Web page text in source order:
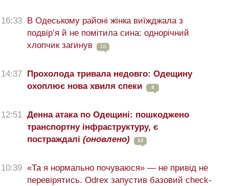
16:33
В Одеському районі жінка виїжджала з
подвір’я й не помітила сина: однорічний
хлопчик загинув
10
14:37
Прохолода тривала недовго: Одещину
охоплює нова хвиля спеки
4
12:51 Денна атака по Одещині: пошкоджено
транспортну інфраструктуру, є
постраждалі (оновлено) 12
10:39 «Та я нормально почуваюся» — не привід не
перевірятись. Odrex запустив базовий check-